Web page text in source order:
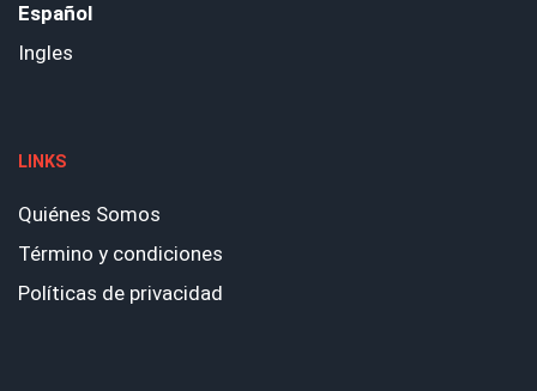
Español
Ingles
LINKS
Quiénes Somos
Término y condiciones
Políticas de privacidad